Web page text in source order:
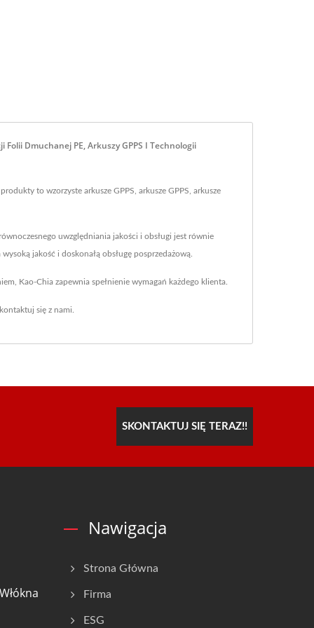
Dmuchanej PE, Arkuszy GPPS I Technologii
to wzorzyste arkusze GPPS, arkusze GPPS, arkusze
uwzględniania jakości i obsługi jest równie
jakość i doskonałą obsługę posprzedażową.
Kao-Chia zapewnia spełnienie wymagań każdego klienta.
się z nami
SKONTAKTUJ SIĘ TERAZ!!
Nawigacja
Strona Główna
Firma
ESG